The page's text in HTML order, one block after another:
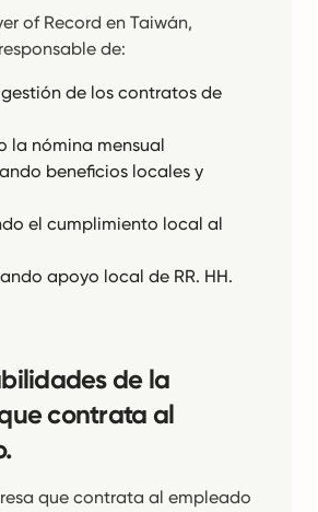
of Record en Taiwán,
de:
de los contratos de
la nómina mensual
beneficios locales y
el cumplimiento local al
apoyo local de RR. HH.
de la
contrata al
que contrata al empleado